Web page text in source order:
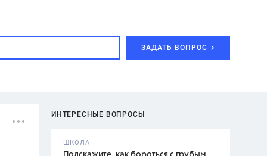
ЗАДАТЬ ВОПРОС
ИНТЕРЕСНЫЕ ВОПРОСЫ
ШКОЛА